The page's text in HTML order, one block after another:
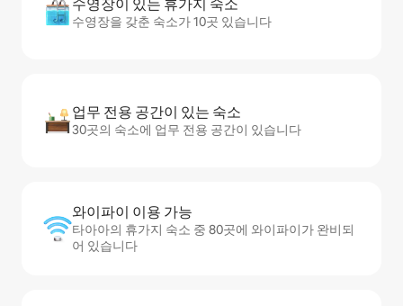
수영장이 있는 휴가지 숙소
수영장을 갖춘 숙소가 10곳 있습니다
업무 전용 공간이 있는 숙소
30곳의 숙소에 업무 전용 공간이 있습니다
와이파이 이용 가능
타아아의 휴가지 숙소 중 80곳에 와이파이가 완비되
어 있습니다